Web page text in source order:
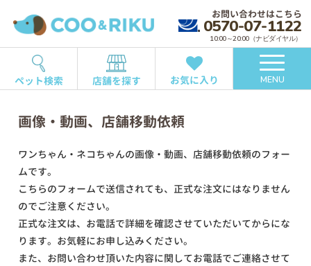
お問い合わせはこちら
0570-07-1122
10:00～20:00（ナビダイヤル）
ペット検索 店舗を探す お気に入り MENU
画像・動画、店舗移動依頼
ワンちゃん・ネコちゃんの画像・動画、店舗移動依頼のフォー
ムです。
こちらのフォームで送信されても、正式な注文にはなりません
のでご注意ください。
正式な注文は、お電話で詳細を確認させていただいてからにな
ります。お気軽にお申し込みください。
また、お問い合わせ頂いた内容に関してお電話でご連絡させて